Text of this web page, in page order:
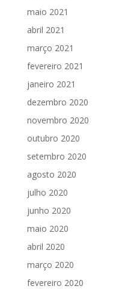
maio 2021
abril 2021
março 2021
fevereiro 2021
janeiro 2021
dezembro 2020
novembro 2020
outubro 2020
setembro 2020
agosto 2020
julho 2020
junho 2020
maio 2020
abril 2020
março 2020
fevereiro 2020